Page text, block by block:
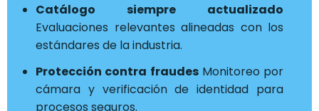
Catálogo siempre actualizado
Evaluaciones relevantes alineadas con los
estándares de la industria.
Protección contra fraudesMonitoreo por
cámara y verificación de identidad para
procesos seguros.